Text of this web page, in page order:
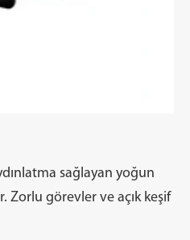
sağlayan yoğun
Zorlu görevler ve açık keşif